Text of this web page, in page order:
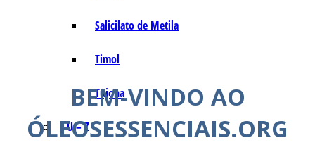
Salicilato de Metila
Timol
Tujona
U – Z
BEM-VINDO AO
ÓLEOSESSENCIAIS.ORG